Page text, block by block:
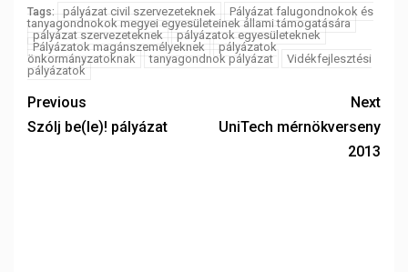
Tags: pályázat civil szervezeteknek
Pályázat falugondnokok és
tanyagondnokok megyei egyesületeinek állami támogatására
pályázat szervezeteknek
pályázatok egyesületeknek
Pályázatok magánszemélyeknek
pályázatok
önkormányzatoknak
tanyagondnok pályázat
Vidékfejlesztési
pályázatok
Previous
Szólj be(le)! pályázat
Next
UniTech mérnökverseny
2013